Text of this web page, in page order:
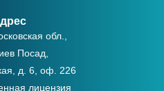
обл.,
Посад,
д. 6, оф. 226
лицензия